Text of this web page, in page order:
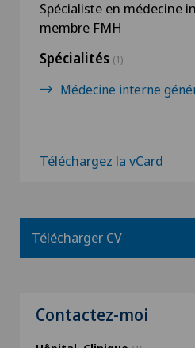
Spécialiste en médecine
membre FMH
Spécialités (1)
Médecine interne
Téléchargez la vCard
Télécharger CV
Contactez-moi